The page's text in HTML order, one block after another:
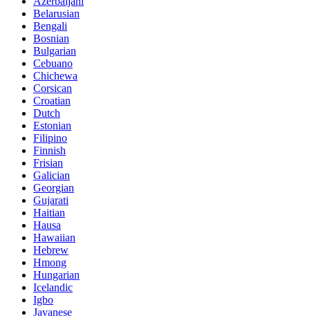
Belarusian
Bengali
Bosnian
Bulgarian
Cebuano
Chichewa
Corsican
Croatian
Dutch
Estonian
Filipino
Finnish
Frisian
Galician
Georgian
Gujarati
Haitian
Hausa
Hawaiian
Hebrew
Hmong
Hungarian
Icelandic
Igbo
Javanese